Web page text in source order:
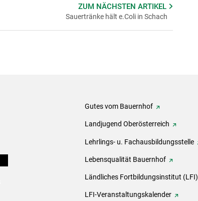
ZUM NÄCHSTENARTIKEL
Sauertränke hält e.Coli in Schach
Gutes vom Bauernhof
Landjugend Oberösterreich
Lehrlings- u. Fachausbildungsstelle
Lebensqualität Bauernhof
Ländliches Fortbildungsinstitut (LFI)
LFI-Veranstaltungskalender